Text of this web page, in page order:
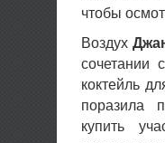
чтобы
Воздух
сочетании
коктейль
поразила
купить